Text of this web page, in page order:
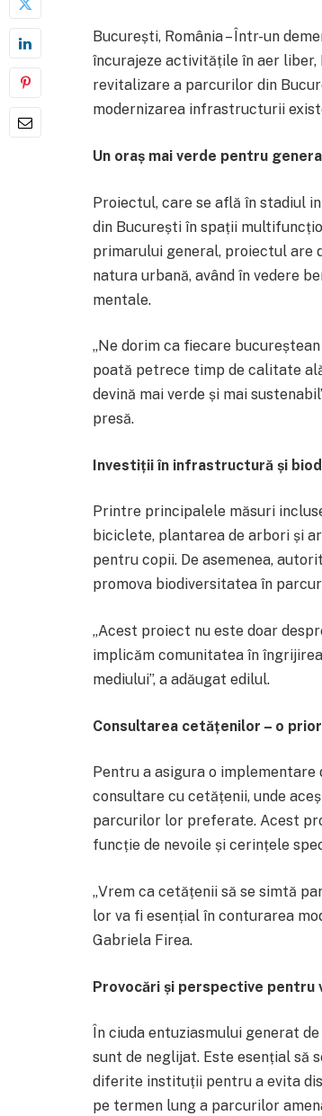
București, România – Într-un
încurajeze activitățile în aer
revitalizare a parcurilor din
modernizarea infrastructurii
Un oraș mai verde pentru
Proiectul, care se află în stadiul
din București în spații
primarului general, proiectul
natura urbană, având în vedere
mentale.
„Ne dorim ca fiecare
poată petrece timp de calitate
devină mai verde și mai
presă.
Investiții în infrastructură și
Printre principalele măsuri
biciclete, plantarea de arbori și
pentru copii. De asemenea,
promova biodiversitatea în
„Acest proiect nu este doar
implicăm comunitatea în
mediului”, a adăugat edilul.
Consultarea cetățenilor – o
Pentru a asigura o
consultare cu cetățenii, unde
parcurilor lor preferate. Acest
funcție de nevoile și cerințele
„Vrem ca cetățenii să se simtă
lor va fi esențial în conturarea
Gabriela Firea.
Provocări și perspective pentru
În ciuda entuziasmului generat
sunt de neglijat. Este esențial să
diferite instituții pentru a evita
pe termen lung a parcurilor